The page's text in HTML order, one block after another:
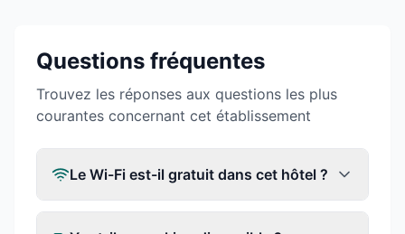
Questions fréquentes
Trouvez les réponses aux questions les plus
courantes concernant cet établissement
Le Wi-Fi est-il gratuit dans cet hôtel ?